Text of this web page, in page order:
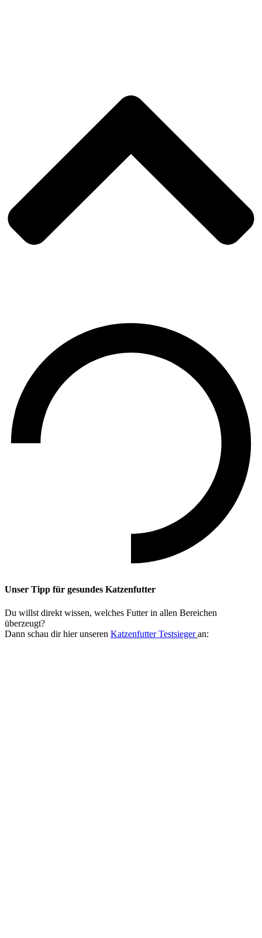
Unser Tipp für gesundes Katzenfutter
Du willst direkt wissen, welches Futter in allen Bereichen
überzeugt?
Dann schau dir hier unseren Katzenfutter Testsieger an: